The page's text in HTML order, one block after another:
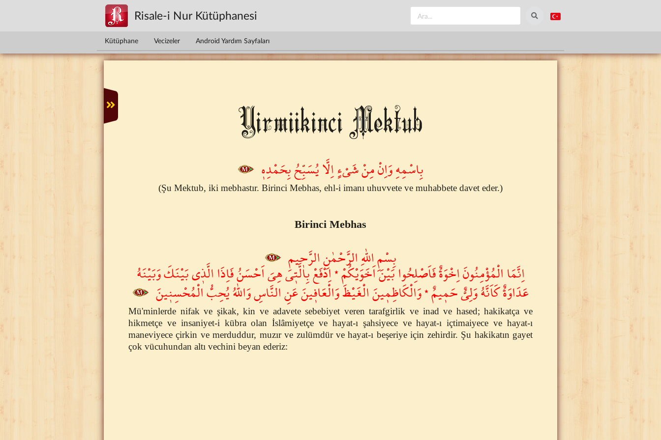
Risale-i Nur Kütüphanesi
Kütüphane Vecizeler Android Yardım Sayfaları
Yirmiikinci Mektub
بِاسْمِهِ وَاِنْ مِنْ شَيْءٍ اِلَّا يُسَبِّحُ بِحَمْدِه۪
(Şu Mektub, iki mebhastır. Birinci Mebhas, ehl-i imanı uhuvvete ve muhabbete davet eder.)
Birinci Mebhas
بِسْمِ اللّٰهِ الرَّحْمٰنِ الرَّح۪يمِ
اِنَّمَا الْمُؤْمِنُونَ اِخْوَةٌ فَاَصْلِحُوا بَيْنَ اَخَوَيْكُمْ ٭ اِدْفَعْ بِالَّت۪ى هِىَ اَحْسَنُ فَاِذَا الَّذ۪ى بَيْنَكَ وَبَيْنَهُ
عَدَاوَةٌ كَاَنَّهُ وَلِىٌّ حَم۪يمٌ ٭ وَالْكَاظِم۪ينَ الْغَيْظَ وَالْعَاف۪ينَ عَنِ النَّاسِ وَاللّٰهُ يُحِبُّ الْمُحْسِن۪ينَ
Mü'minlerde nifak ve şikak, kin ve adavete sebebiyet veren tarafgirlik ve inad ve hased; hakikatça ve
hikmetçe ve insaniyet-i kübra olan İslâmiyetçe ve hayat-ı şahsiyece ve hayat-ı içtimaiyece ve hayat-ı
maneviyece çirkin ve merduddur, muzır ve zulümdür ve hayat-ı beşeriye için zehirdir. Şu hakikatın gayet
çok vücuhundan altı vechini beyan ederiz: